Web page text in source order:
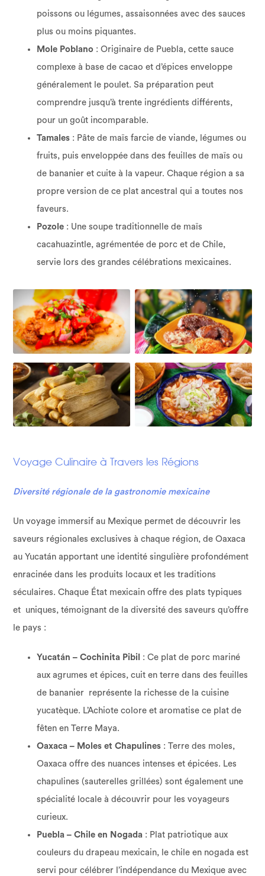
poissons ou légumes, assaisonnées avec des sauces
plus ou moins piquantes.
Mole Poblano : Originaire de Puebla, cette sauce
complexe à base de cacao et d’épices enveloppe
généralement le poulet. Sa préparation peut
comprendre jusqu’à trente ingrédients différents,
pour un goût incomparable.
Tamales : Pâte de maïs farcie de viande, légumes ou
fruits, puis enveloppée dans des feuilles de maïs ou
de bananier et cuite à la vapeur. Chaque région a sa
propre version de ce plat ancestral qui a toutes nos
faveurs.
Pozole : Une soupe traditionnelle de maïs
cacahuazintle, agrémentée de porc et de Chile,
servie lors des grandes célébrations mexicaines.
Voyage Culinaire à Travers les Régions
Diversité régionale de la gastronomie mexicaine
Un voyage immersif au Mexique permet de découvrir les
saveurs régionales exclusives à chaque région, de Oaxaca
au Yucatán apportant une identité singulière profondément
enracinée dans les produits locaux et les traditions
séculaires. Chaque État mexicain offre des plats typiques
et uniques, témoignant de la diversité des saveurs qu’offre
le pays :
Yucatán – Cochinita Pibil
: Ce plat de porc mariné
aux agrumes et épices, cuit en terre dans des feuilles
de bananier représente la richesse de la cuisine
yucatèque. L’Achiote colore et aromatise ce plat de
fêten en Terre Maya.
Oaxaca – Moles et Chapulines : Terre des moles,
Oaxaca offre des nuances intenses et épicées. Les
chapulines (sauterelles grillées) sont également une
spécialité locale à découvrir pour les voyageurs
curieux.
Puebla – Chile en Nogada : Plat patriotique aux
couleurs du drapeau mexicain, le chile en nogada est
servi pour célébrer l’indépendance du Mexique avec